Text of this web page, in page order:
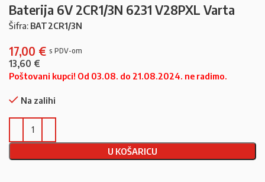
Baterija 6V 2CR1/3N 6231 V28PXL Varta
Šifra: BAT2CR1/3N
17,00 €
13,60 €
Poštovani kupci! Od 03.08. do 21.08.2024. ne radimo.
Na zalihi
U KOŠARICU